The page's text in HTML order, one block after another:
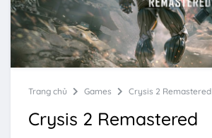
Trang chủ Games Crysis 2 Remastered
Crysis 2 Remastered